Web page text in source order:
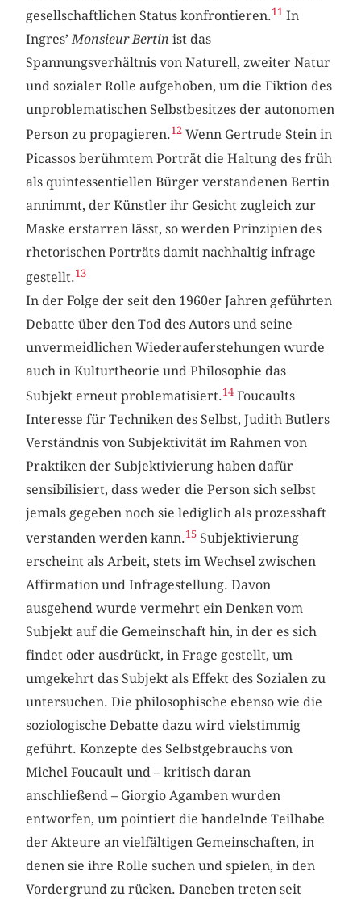
gesellschaftlichen Status konfrontieren.11 In
Ingres’Monsieur Bertin ist das
Spannungsverhältnis von Naturell, zweiter Natur
und sozialer Rolle aufgehoben, um die Fiktion des
unproblematischen Selbstbesitzes der autonomen
Person zu propagieren.12 Wenn Gertrude Stein in
Picassos berühmtem Porträt die Haltung des früh
als quintessentiellen Bürger verstandenen Bertin
annimmt, der Künstler ihr Gesicht zugleich zur
Maske erstarren lässt, so werden Prinzipien des
rhetorischen Porträts damit nachhaltig infrage
gestellt.13
In der Folge der seit den 1960er Jahren geführten
Debatte über den Tod des Autors und seine
unvermeidlichen Wiederauferstehungen wurde
auch in Kulturtheorie und Philosophie das
Subjekt erneut problematisiert.14 Foucaults
Interesse für Techniken des Selbst, Judith Butlers
Verständnis von Subjektivität im Rahmen von
Praktiken der Subjektivierung haben dafür
sensibilisiert, dass weder die Person sich selbst
jemals gegeben noch sie lediglich als prozesshaft
verstanden werden kann.15 Subjektivierung
erscheint als Arbeit, stets im Wechsel zwischen
Affirmation und Infragestellung. Davon
ausgehend wurde vermehrt ein Denken vom
Subjekt auf die Gemeinschaft hin, in der es sich
findet oder ausdrückt, in Frage gestellt, um
umgekehrt das Subjekt als Effekt des Sozialen zu
untersuchen. Die philosophische ebenso wie die
soziologische Debatte dazu wird vielstimmig
geführt. Konzepte des Selbstgebrauchs von
Michel Foucault und – kritisch daran
anschließend – Giorgio Agamben wurden
entworfen, um pointiert die handelnde Teilhabe
der Akteure an vielfältigen Gemeinschaften, in
denen sie ihre Rolle suchen und spielen, in den
Vordergrund zu rücken. Daneben treten seit